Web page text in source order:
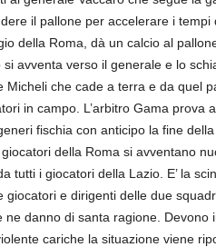
il pallone per accelerare i
della Roma, dà un calcio al
avventa verso il generale e lo
Micheli che cade a terra e da quel
in campo. L’arbitro Gama prova
fischia con anticipo la fine
della Roma si avventano
tutti i giocatori della Lazio. E’ la
giocatori e dirigenti delle due
ne danno di santa ragione.
cariche la situazione viene